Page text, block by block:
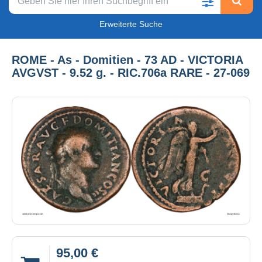
Erweiterte Suche
ROME - As - Domitien - 73 AD - VICTORIA
AVGVST - 9.52 g. - RIC.706a RARE - 27-069
95,00 €